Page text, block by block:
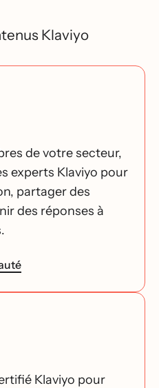
Klaviyo
de votre secteur,
experts Klaviyo pour
partager des
des réponses à
Klaviyo pour